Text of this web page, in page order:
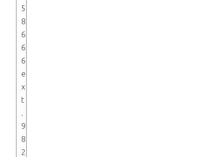
5
8
6
6
6
e
x
t
.
9
8
2